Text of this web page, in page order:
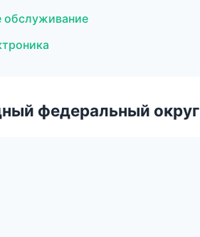
обслуживание
федеральный округ